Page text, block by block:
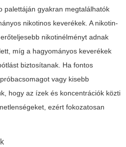
palettáján gyakran megtalálhatók
nikotinos keverékek. A nikotin-
nikotinélményt adnak
míg a hagyományos keverékek
biztosítanak. Ha fontos
vagy kisebb
hogy az ízek és koncentrációk közti
ezért fokozatosan